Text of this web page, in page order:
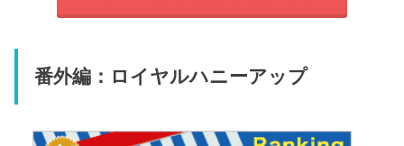
番外編：ロイヤルハニーアップ